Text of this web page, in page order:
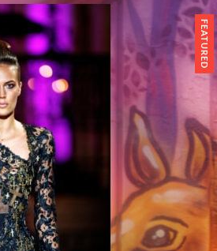
FEATURED